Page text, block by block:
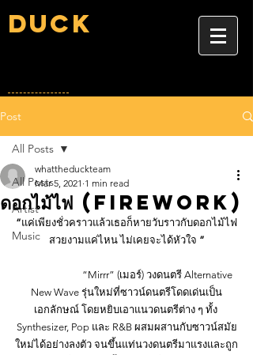
Duck
Post
All Posts
Artist
Music
All Posts
ดอกไม้ไฟ (Firework)
whattheduckteam
Mar 5, 2021 1 min read
“แค่เพียงชั่วคราวแล้วเธอก็หายวับราวกับดอกไม้ไฟ
สวยงามแค่ไหน ไม่เคยจะได้หัวใจ ”
New Wave รุ่นใหม่ที่ซาวน์ดนตรีโดดเด่นเป็น
เอกลักษณ์ โดยหยิบเอาแนวดนตรีต่าง ๆ ทั้ง
Synthesizer, Pop และ R&B ผสมผสานกับซาวน์สมัย
ใหม่ได้อย่างลงตัว จนขึ้นแท่นวงดนตรีมาแรงและถูก